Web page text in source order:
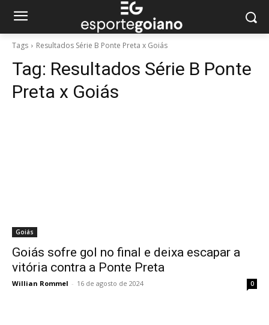
Tags Resultados Série B Ponte Preta x Goiás
Tag: Resultados Série B Ponte
Preta x Goiás
Goiás
Goiás sofre gol no final e deixa escapar a
vitória contra a Ponte Preta
Willian Rommel - 16 de agosto de 2024 0